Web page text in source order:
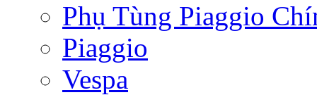
Phụ Tùng Piaggio
Piaggio
Vespa